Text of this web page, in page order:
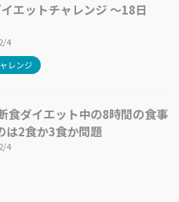
エットチャレンジ 〜18日
4
レンジ
食ダイエット中の8時間の食事
は2食か3食か問題
4